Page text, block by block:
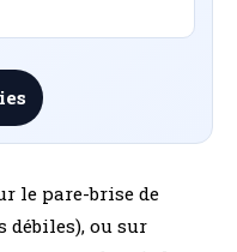
le pare-brise de
débiles), ou sur